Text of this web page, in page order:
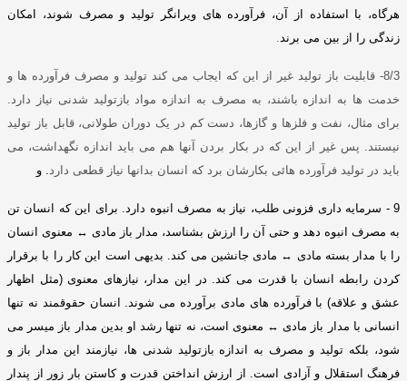
هرگاه، با استفاده از آن، فرآورده های ویرانگر تولید و مصرف شوند،
امکان
زندگی را از بین می برند
8/3- قابلیت باز تولید غیر از این که ایجاب می کند تولید و مصرف فرآورده ها و
خدمت ها به اندازه باشند، به مصرف به اندازه مواد بازتولید شدنی نیاز دارد
برای مثال، نفت و فلزها و گازها، دست کم در یک دوران طولانی، قابل باز تولید
نیستند
پس غیر از این که در بکار بردن آنها هم می باید اندازه نگهداشت، می
باید در تولید فرآورده هائی بکارشان برد که انسان بدانها نیاز قطعی دارد
و
9 - سرمایه داری فزونی طلب، نیاز به مصرف انبوه دارد
برای این که انسان تن
به مصرف انبوه دهد و حتی آن را ارزش بشناسد، مدار باز مادی ↔ معنوی انسان
را با مدار بسته مادی ↔ مادی جانشین می کند
بدیهی است این کار را با برقرار
کردن رابطه انسان با قدرت می کند
در این مدار، نیازهای معنوی(مثل اظهار
عشق و علاقه) با فرآورده های مادی برآورده می شوند
انسان حقوقمند نه تنها
انسانی با مدار باز مادی ↔ معنوی است، نه تنها رشد او بدین مدار باز میسر می
شود، بلکه تولید و مصرف به اندازه بازتولید شدنی ها، نیازمند این مدار باز و
فرهنگ استقلال و آزادی است
از ارزش انداختن قدرت و کاستن بار زور از پندار